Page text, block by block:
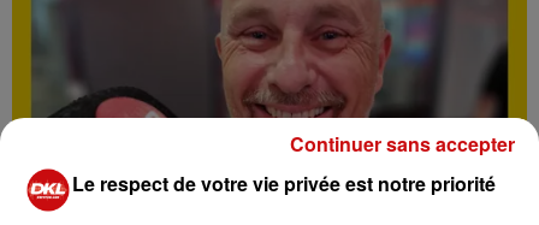
Le respect de votre vie privée est notre priorité
Continuer sans accepter